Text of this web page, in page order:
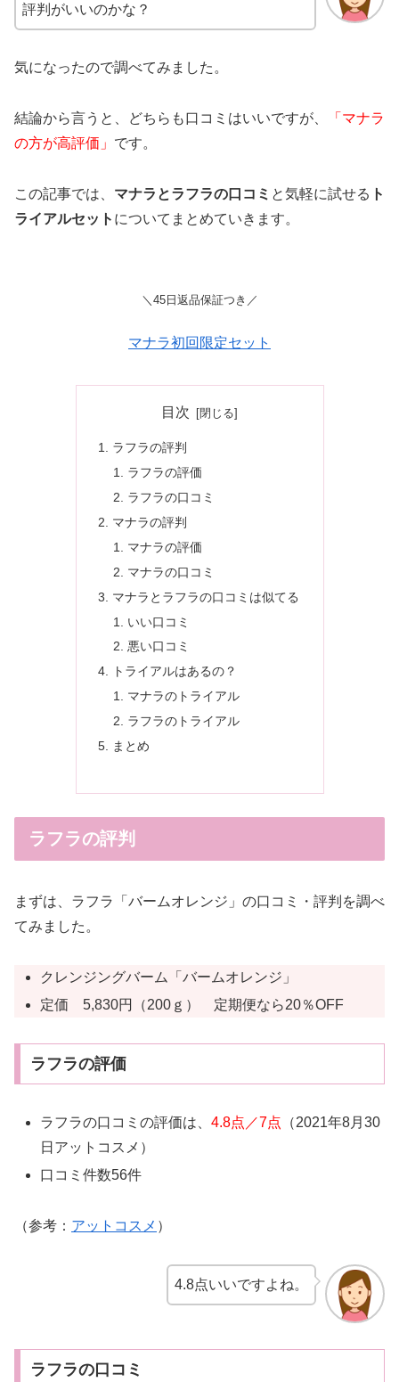
評判がいいのかな？
気になったので調べてみました。
結論から言うと、どちらも口コミはいいですが、
「マナラ
の方が高評価 」 です。
この記事では、 マナラとラフラの口コミ と気軽に試せる ト
ライアルセット についてまとめていきます。
＼45日返品保証つき／
マナラ初回限定セット
目次
ラフラの評判
ラフラの評価
ラフラの口コミ
マナラの評判
マナラの評価
マナラの口コミ
マナラとラフラの口コミは似てる
いい口コミ
悪い口コミ
トライアルはあるの？
マナラのトライアル
ラフラのトライアル
まとめ
ラフラの評判
まずは、ラフラ「バームオレンジ」の口コミ・評判を調べ
てみました。
クレンジングバーム「バームオレンジ」
定価 5,830円（200ｇ） 定期便なら20％OFF
ラフラの評価
ラフラの口コミの評価は、4.8点／7点 （2021年8月30
日アットコスメ）
口コミ件数56件
（参考： アットコスメ ）
4.8点いいですよね。
ラフラの口コミ